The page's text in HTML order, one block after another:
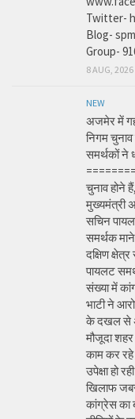
Twitter-
Blog-
Group-
8 AUG, 2026
NEW
अजमेर में
निगम
समर्थकों ने
चुनाव होने
मुख्यमंत्री
सचिन
समर्थक
दक्षिण
पायलट
संख्या में
भाटी ने
के दखल से
मौजूदा
काम कर रहे
उपेक्षा हो
खिलाफ
कांग्रेस का